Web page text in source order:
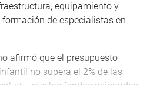
equipamiento y
de especialistas en
afirmó que el presupuesto
no supera el 2% de las